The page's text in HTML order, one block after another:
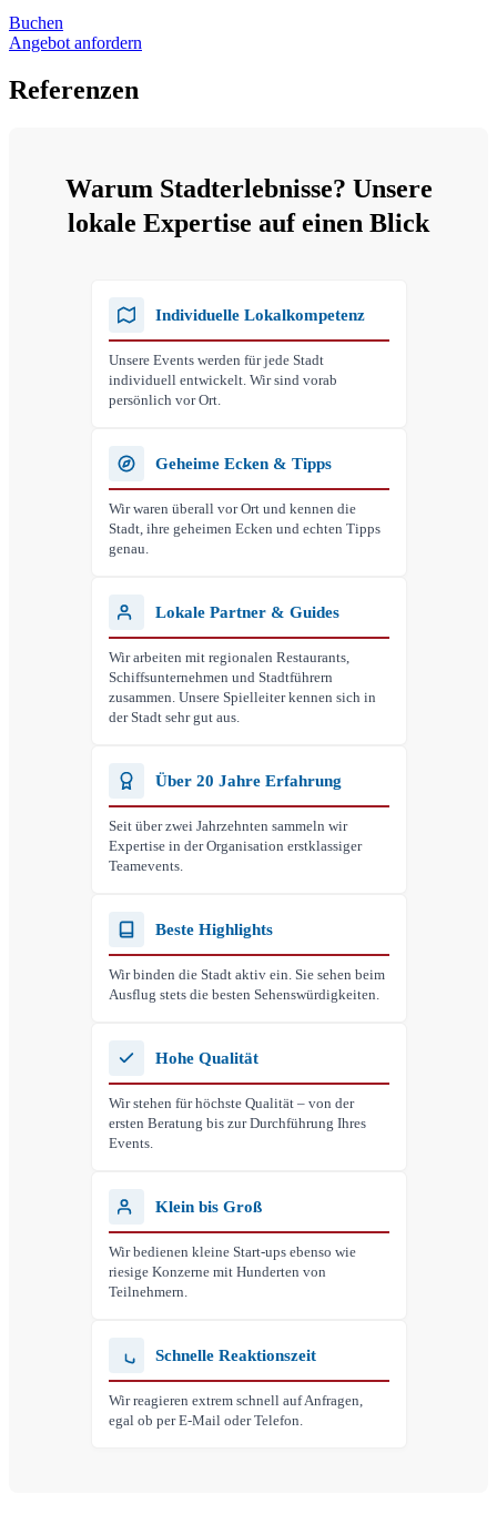
Buchen
Angebot anfordern
Referenzen
Warum Stadterlebnisse? Unsere
lokale Expertise auf einen Blick
Individuelle Lokalkompetenz
Unsere Events werden für jede Stadt
individuell entwickelt. Wir sind vorab
persönlich vor Ort.
Geheime Ecken & Tipps
Wir waren überall vor Ort und kennen die
Stadt, ihre geheimen Ecken und echten Tipps
genau.
Lokale Partner & Guides
Wir arbeiten mit regionalen Restaurants,
Schiffsunternehmen und Stadtführern
zusammen. Unsere Spielleiter kennen sich in
der Stadt sehr gut aus.
Über 20 Jahre Erfahrung
Seit über zwei Jahrzehnten sammeln wir
Expertise in der Organisation erstklassiger
Teamevents.
Beste Highlights
Wir binden die Stadt aktiv ein. Sie sehen beim
Ausflug stets die besten Sehenswürdigkeiten.
Hohe Qualität
Wir stehen für höchste Qualität – von der
ersten Beratung bis zur Durchführung Ihres
Events.
Klein bis Groß
Wir bedienen kleine Start-ups ebenso wie
riesige Konzerne mit Hunderten von
Teilnehmern.
Schnelle Reaktionszeit
Wir reagieren extrem schnell auf Anfragen,
egal ob per E-Mail oder Telefon.